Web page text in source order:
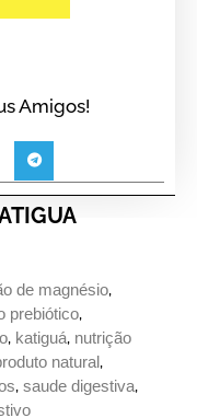
Amigos!
de magnésio,
prebiótico,
, katiguá, nutrição
natural,
, saude digestiva,